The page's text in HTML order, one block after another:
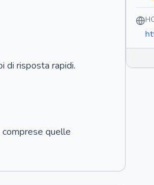
di risposta rapidi.
quelle